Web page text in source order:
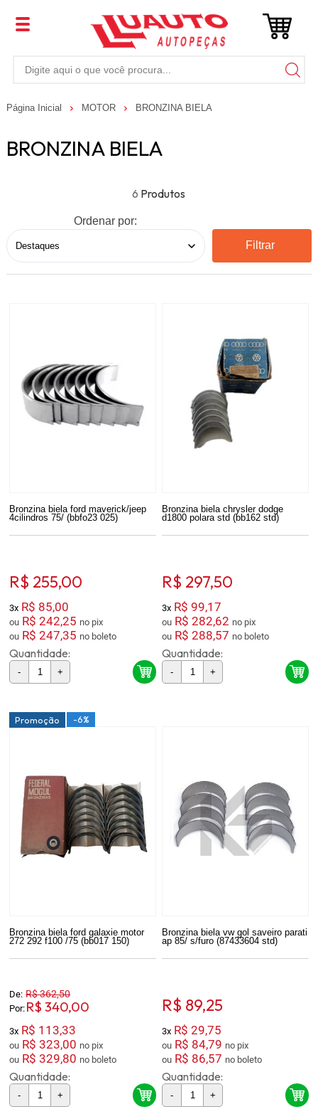
Página Inicial MOTOR BRONZINA BIELA
BRONZINA BIELA
6
Ordenar por:
Filtrar
Bronzina biela ford maverick/jeep
4cilindros 75/ (bbfo23 025)
R$ 255,00
3x R$ 85,00
ou R$ 242,25
no pix
ou R$ 247,35 no boleto
Quantidade:
- +
Bronzina biela chrysler dodge
d1800 polara std (bb162 std)
R$ 297,50
3x R$ 99,17
ou R$ 282,62
no pix
ou R$ 288,57 no boleto
Quantidade:
- +
Promoção -6%
Bronzina biela ford galaxie motor
272 292 f100 /75 (bb017 150)
De: R$ 362,50
Por: R$ 340,00
3x R$ 113,33
ou R$ 323,00
no pix
ou R$ 329,80 no boleto
Quantidade:
- +
Bronzina biela vw gol saveiro parati
ap 85/ s/furo (87433604 std)
R$ 89,25
3x R$ 29,75
ou R$ 84,79
no pix
ou R$ 86,57 no boleto
Quantidade:
- +